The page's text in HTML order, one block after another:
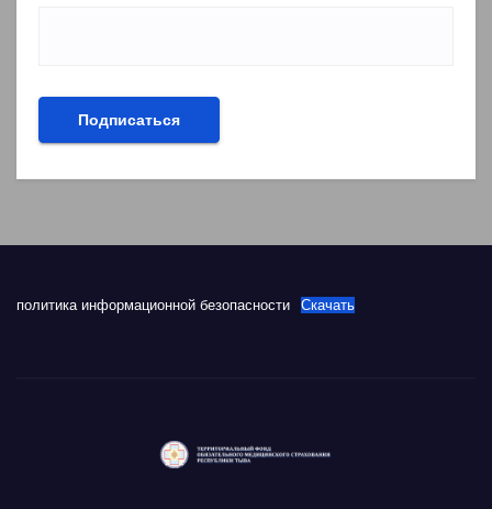
политика информационной безопасности Скачать